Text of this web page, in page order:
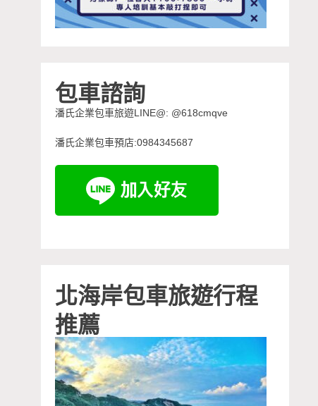
包車諮詢
潘氏企業包車旅遊LINE@: @618cmqve
潘氏企業包車預店:0984345687
北海岸包車旅遊行程
推薦